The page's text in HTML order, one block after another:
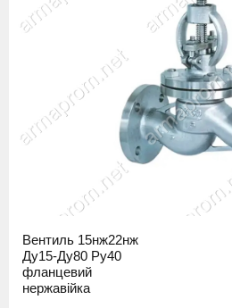
Вентиль 15нж22нж
Ду15-Ду80 Ру40
фланцевий
нержавійка